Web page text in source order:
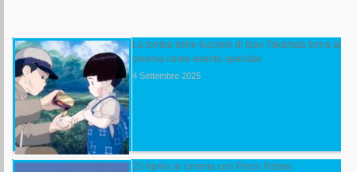
La tomba delle lucciole di Isao Takahata torna al
cinema come evento speciale
4 Settembre 2025
25 Aprile al cinema con Porco Rosso